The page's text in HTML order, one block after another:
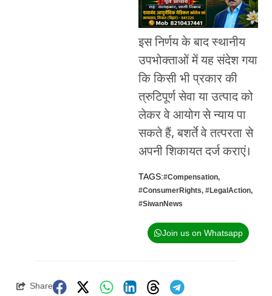
इस निर्णय के बाद स्थानीय
उपभोक्ताओं में यह संदेश गया
कि किसी भी प्रकार की
त्रुटिपूर्ण सेवा या उत्पाद को
लेकर वे आयोग से न्याय पा
सकते हैं, बशर्ते वे तत्परता से
अपनी शिकायत दर्ज कराएं।
TAGS:#Compensation,
#ConsumerRights, #LegalAction,
#SiwanNews
Join us on Whatsapp
Share